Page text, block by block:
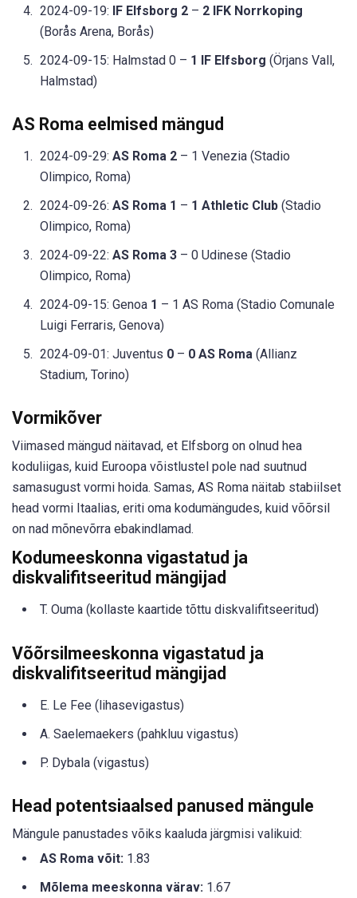
2024-09-19: IF Elfsborg 2 – 2 IFK Norrkoping
(Borås Arena, Borås)
2024-09-15: Halmstad 0 – 1 IF Elfsborg (Örjans Vall,
Halmstad)
AS Roma eelmised mängud
2024-09-29: AS Roma 2 – 1 Venezia (Stadio
Olimpico, Roma)
2024-09-26: AS Roma 1 – 1 Athletic Club (Stadio
Olimpico, Roma)
2024-09-22: AS Roma 3 – 0 Udinese (Stadio
Olimpico, Roma)
2024-09-15: Genoa 1 – 1 AS Roma (Stadio Comunale
Luigi Ferraris, Genova)
2024-09-01: Juventus 0 – 0 AS Roma (Allianz
Stadium, Torino)
Vormikõver
Viimased mängud näitavad, et Elfsborg on olnud hea
koduliigas, kuid Euroopa võistlustel pole nad suutnud
samasugust vormi hoida. Samas, AS Roma näitab stabiilset
head vormi Itaalias, eriti oma kodumängudes, kuid võõrsil
on nad mõnevõrra ebakindlamad.
Kodumeeskonna vigastatud ja
diskvalifitseeritud mängijad
T. Ouma (kollaste kaartide tõttu diskvalifitseeritud)
Võõrsilmeeskonna vigastatud ja
diskvalifitseeritud mängijad
E. Le Fee (lihasevigastus)
A. Saelemaekers (pahkluu vigastus)
P. Dybala (vigastus)
Head potentsiaalsed panused mängule
Mängule panustades võiks kaaluda järgmisi valikuid:
AS Roma võit: 1.83
Mõlema meeskonna värav: 1.67